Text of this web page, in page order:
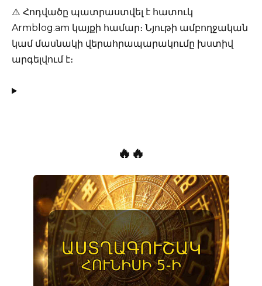
⚠️ Հոդվածը պատրաստվել է հատուկ
Armblog.am կայքի համար։ Նյութի ամբողջական
կամ մասնակի վերահրապարակումը խստիվ
արգելվում է։
🔥🔥